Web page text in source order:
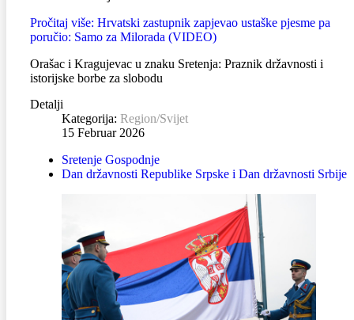
Pročitaj više: Hrvatski zastupnik zapjevao ustaške pjesme pa
poručio: Samo za Milorada (VIDEO)
Orašac i Kragujevac u znaku Sretenja: Praznik državnosti i
istorijske borbe za slobodu
Detalji
Kategorija: Region/Svijet
15 Februar 2026
Sretenje Gospodnje
Dan državnosti Republike Srpske i Dan državnosti Srbije